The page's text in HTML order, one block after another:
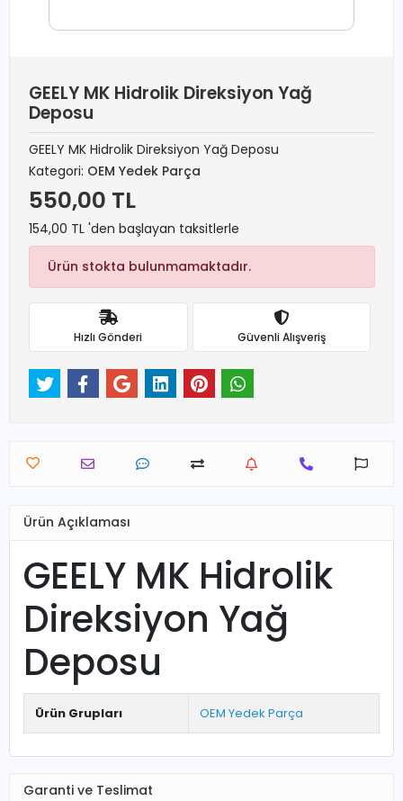
GEELY MK Hidrolik Direksiyon Yağ
Deposu
GEELY MK Hidrolik Direksiyon Yağ Deposu
Kategori: OEM Yedek Parça
550,00 TL
154,00 TL 'den başlayan taksitlerle
Ürün stokta bulunmamaktadır.
Hızlı Gönderi Güvenli Alışveriş
Ürün Açıklaması
GEELY MK Hidrolik
Direksiyon Yağ
Deposu
Ürün Grupları OEM Yedek Parça
Garanti ve Teslimat